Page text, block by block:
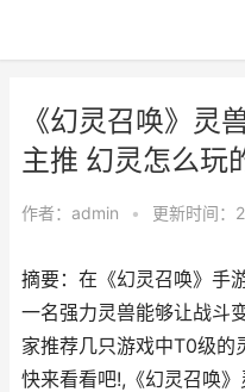
《幻灵召唤》灵
主推 幻灵怎么玩
作者： admin • 更新时间
摘要：在《幻灵召唤》手
一名强力灵兽能够让战斗
家推荐几只游戏中T0级的
快来看看吧!,《幻灵召唤